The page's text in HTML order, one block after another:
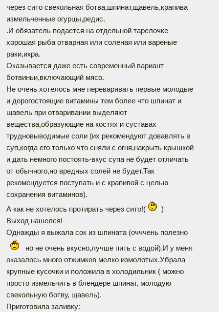
через сито свекольная ботва,шпинат,щавель,крапива
измельченные огурцы,редис.
.И обязатель подается на отдельной тарелочке
хорошая рыба отварная или соленая или вареные
раки,икра.
Оказывается даже есть современный вариант
ботвиньи,включающий мясо.
Не очень хотелось мне переваривать первые молодые
и дорогостоящие витамины тем более что шпинат и
щавель при отваривании выделяют
вещества,образующие на костях и суставах
трудновыводимые соли (их рекомендуют довавлять в
суп,когда его только что сняли с огня,накрыть крышкой
и дать немного постоять-вкус супа не будет отличать
от обычного,но вредных солей не будет.Так
рекомендуется поступать и с крапивой с целью
сохранения витаминов).
А как не хотелось протирать через сито!(
)
Выход нашелся!
Однажды я выжала сок из шпината (очччень полезно
но не очень вкусно,лучше пить с водой).И у меня
оказалось много отжимков мелко измолотых.Убрала
крупные кусочки и положила в холодильник ( можно
просто измельчить в блендере шпинат, молодую
свекольную ботву, щавель).
Приготовила заливку: